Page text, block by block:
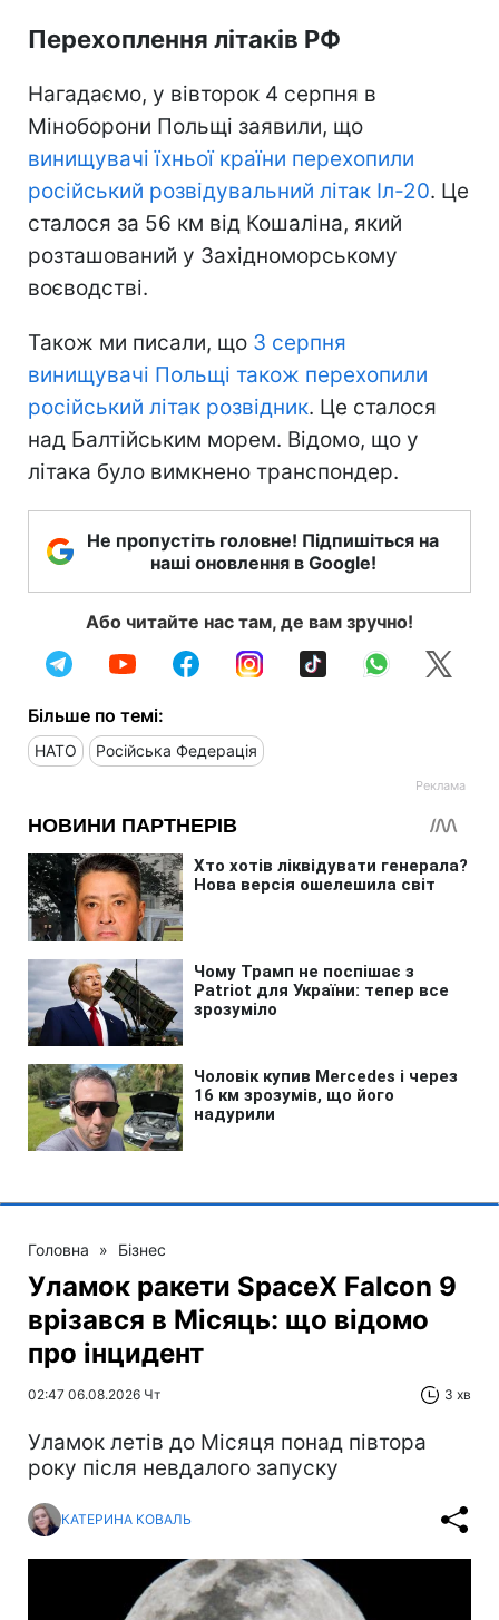
Перехоплення літаків РФ
Нагадаємо, у вівторок 4 серпня в
Міноборони Польщі заявили, що
винищувачі їхньої країни перехопили
російський розвідувальний літак Іл-20. Це
сталося за 56 км від Кошаліна, який
розташований у Західноморському
воєводстві.
Також ми писали, що 3 серпня
винищувачі Польщі також перехопили
російський літак розвідник. Це сталося
над Балтійським морем. Відомо, що у
літака було вимкнено транспондер.
Не пропустіть головне! Підпишіться на
наші оновлення в Google!
Або читайте нас там, де вам зручно!
Більше по темі:
НАТО Російська Федерація
Головна » Бізнес
Уламок ракети SpaceX Falcon 9
врізався в Місяць: що відомо
про інцидент
02:47 06.08.2026 Чт 3 хв
Уламок летів до Місяця понад півтора
року після невдалого запуску
КАТЕРИНА КОВАЛЬ